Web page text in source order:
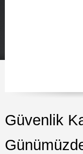
Güvenlik